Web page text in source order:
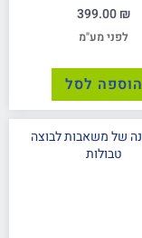
399.00₪
לפני מע"מ
הוספה לסל